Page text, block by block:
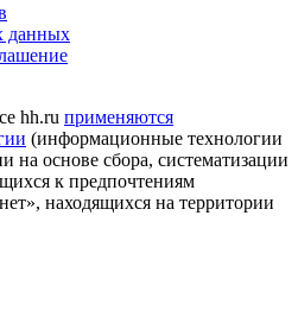
данных
hh.ru применяются
(информационные технологии
на основе сбора, систематизации
к предпочтениям
находящихся на территории